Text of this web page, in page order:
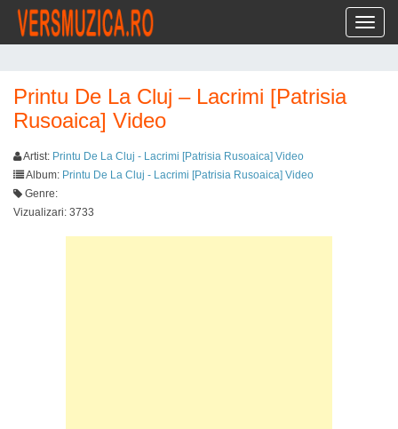
Printu De La Cluj – Lacrimi [Patrisia
Rusoaica] Video
Artist: Printu De La Cluj - Lacrimi [Patrisia Rusoaica] Video
Album: Printu De La Cluj - Lacrimi [Patrisia Rusoaica] Video
Genre:
Vizualizari: 3733